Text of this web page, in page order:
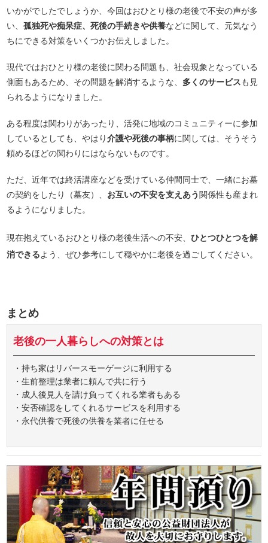
いかがでしたでしょうか、今回はおひとり様の老後で不安の声が多
い、孤独死や痴呆症、死後の手続きや供養などに関して、元気なう
ちにできる対策をいくつかお伝えしました。
現代ではおひとり様の老後に関わる問題も、社会現象となっている
側面もあるため、その問題を解消するような、 多くのサービスも見
られるようになりました。
ある程度は関わりがあったり、活発に地域のコミュニティーに参加
しているとしても、やはり介護や死後の事柄に関しては、そうそう
頼めるほどの関わりにはならないものです。
ただ、近年では終活講座などを受けている仲間同士で、一緒にお墓
の契約をしたり（墓友）、 お互いの不安を支えあう 関係性も産まれ
るようになりました。
現在抱えているおひとり様の老後生活への不安、ひとつひとつを解
消できるよう、ぜひ参考にして穏やかに老後を過ごしてください。
まとめ
老後の一人暮らしへの対策とは
・持ち家はリバースモーゲージに利用する
・生前整理は業者に頼んで共に行う
・成人後見人を請け負ってくれる業者もある
・安否確認をしてくれるサービスを利用する
・永代供養で死後の供養を業者に任せる